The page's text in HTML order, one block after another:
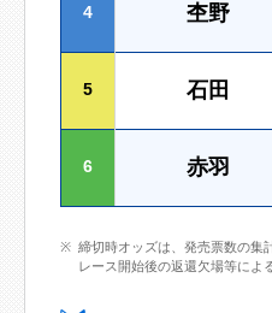
4 杢野
5 石田
6 赤羽
締切時オッズは、発売票数の集
レース開始後の返還欠場等によ